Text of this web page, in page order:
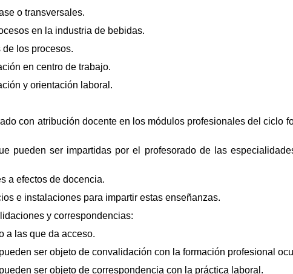
o transversales.
en la industria de bebidas.
los procesos.
en centro de trabajo.
y orientación laboral.
con atribución docente en los módulos profesionales del ciclo
pueden ser impartidas por el profesorado de las
a efectos de docencia.
e instalaciones para impartir estas enseñanzas.
y correspondencias:
a las que da acceso.
ser objeto de convalidación con la formación profesional
ser objeto de correspondencia con la práctica laboral.